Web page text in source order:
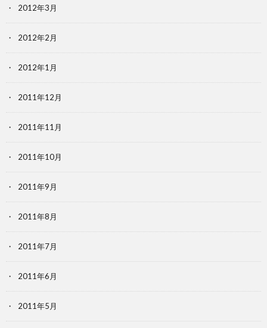
2012年3月
2012年2月
2012年1月
2011年12月
2011年11月
2011年10月
2011年9月
2011年8月
2011年7月
2011年6月
2011年5月